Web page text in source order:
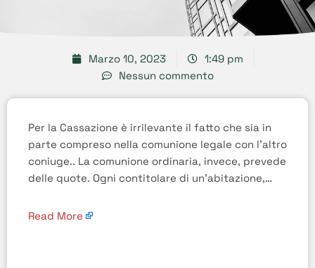
Marzo 10, 2023
1:49 pm
Nessun commento
Per la Cassazione è irrilevante il fatto che sia in
parte compreso nella comunione legale con l’altro
coniuge.. La comunione ordinaria, invece, prevede
delle quote. Ogni contitolare di un’abitazione,…
Read More